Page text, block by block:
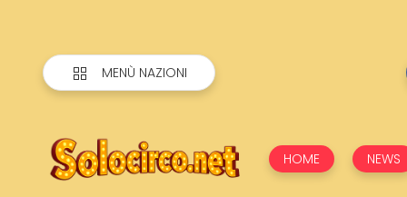
MENÙ NAZIONI
HOME NEWS